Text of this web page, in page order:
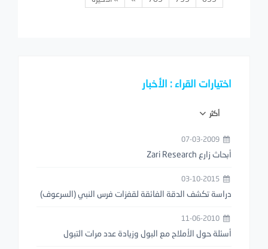
اختيارات القراء : الأخبار
أكثر
أبحاث زارع Zari Research
دراسة تكشف الدقة الفائقة لقفزات فرس النبي (السرعوف)
أسئلة حول الأملاح مع البول وزيادة عدد مرات التبول